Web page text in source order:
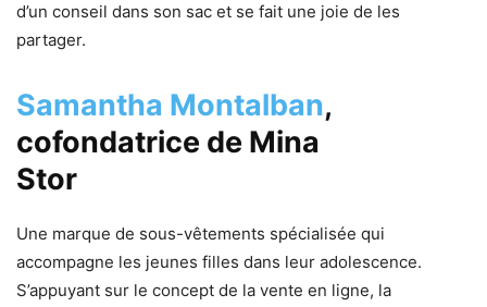
d’un conseil dans son sac et se fait une joie de les
partager.
Samantha Montalban,
cofondatrice de Mina
Stor
Une marque de sous-vêtements spécialisée qui
accompagne les jeunes filles dans leur adolescence.
S’appuyant sur le concept de la vente en ligne, la